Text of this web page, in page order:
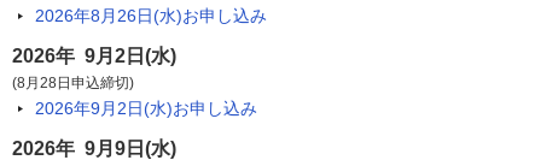
2026年8月26日(水)お申し込み
2026年 9月2日(水)
(8月28日申込締切)
2026年9月2日(水)お申し込み
2026年 9月9日(水)